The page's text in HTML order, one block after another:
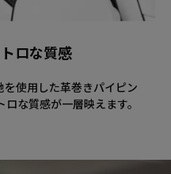
ロな質感
使用した革巻きパイピン
な質感が一層映えます。